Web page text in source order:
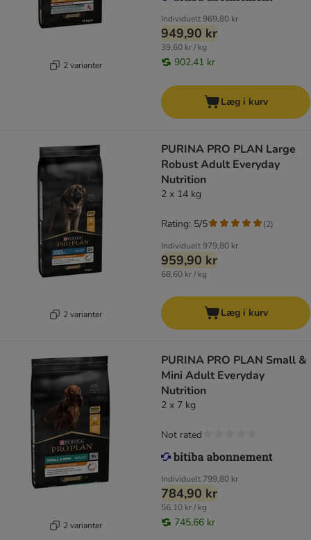
2 varianter
Individuelt969,80 kr
949,90 kr
39,60 kr / kg
902,41 kr
Læg i kurv
2 varianter
PURINA PRO PLAN Large
Robust Adult Everyday
Nutrition
2 x 14 kg
Individuelt979,80 kr
959,90 kr
68,60 kr / kg
Rating: 5/5 (2)
Læg i kurv
2 varianter
PURINA PRO PLAN Small &
Mini Adult Everyday
Nutrition
2 x 7 kg
Individuelt 799,80 kr
784,90 kr
56,10 kr / kg
745,66 kr
Not rated